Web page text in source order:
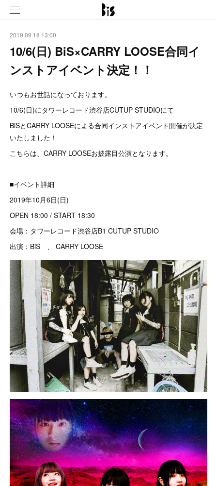
2019.09.18 13:00
10/6(日) BiS×CARRY LOOSE合同イ
ンストアイベント決定！！
いつもお世話になっております。
10/6(日)にタワーレコード渋谷店CUTUP STUDIOにて
BiSとCARRY LOOSEによる合同インストアイベント開催が決定
いたしました！
こちらは、CARRY LOOSEお披露目公演となります。
■イベント詳細
2019年10月6日(日)
OPEN 18:00 / START 18:30
会場：タワーレコード渋谷店B1 CUTUP STUDIO
出演：BiS 、 CARRY LOOSE